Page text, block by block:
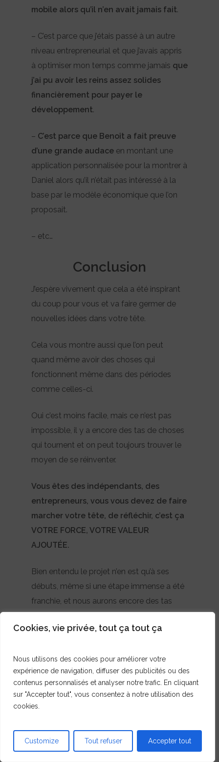
Cookies, vie privée, tout ça tout ça
Nous utilisons des cookies pour améliorer votre
expérience de navigation, diffuser des publicités ou des
contenus personnalisés et analyser notre trafic. En cliquant
sur "Accepter tout", vous consentez à notre utilisation des
cookies.
Customize Tout refuser Accepter tout
mobile alors qu’il n’en avait jamais fait.
– C’est parce que j’étais passé à un autre
niveau entrepreneurial et que j’avais appris
à optimiser mon temps comme jamais que
j’ai pu avoir les reins assez solides
financièrement pour payer le
développement.
– C’est parce que Benoît a fait preuve
d’une grande audace en montant une
application personnalisée pour la montrer à
Daniel alors qu’il n’était pas intéressé à la
base par le modèle économique que l’on
proposait.
– etc…
Conclusion
J’espère vivement que cela a été inspirant
du coup pour vous et va faire germer de
nouvelles idées dans votre tête.
Cela vous montre aussi que l’on peut
quand même avoir des choses qui
fonctionnent même dans des périodes
comme celles-ci.
Oui c’est moins facile, mais ce n’est pas
impossible, il y a encore des tas de choses
qui tournent et on peut toujours trouver le
moyen de se réinventer.
Vous êtes des indépendants, des
entrepreneurs, vous vous devez de faire
marcher votre tête, de réfléchir, c’est ça
VOTRE FORCE, VOTRE VALEUR
AJOUTÉE.
Bien entendu le projet n’en est qu’à ses
débuts, même si une étape immense a été
franchie, et nous aurons encore des tas
que nous y arriverons.
J’ai une absolue conviction dans notre
capacité à gérer les problèmes, à rebondir
et à trouver des solutions intelligentes en
acccord avec nos valeurs.
A très vite